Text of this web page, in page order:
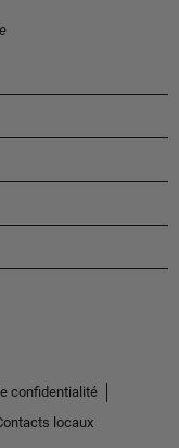
confidentialité
locaux